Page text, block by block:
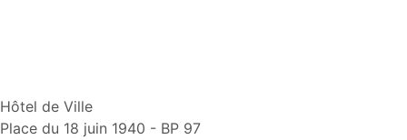
Hôtel de Ville
Place du 18 juin 1940 - BP 97